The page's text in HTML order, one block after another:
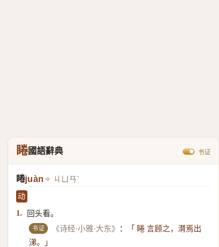
睠國語辭典 书证
睠juàn ㄐㄩㄢˋ
动
1.
回头看。
书证 《诗经·小雅·大东》 ：
「 睠 言顾之，潸焉出
涕。」